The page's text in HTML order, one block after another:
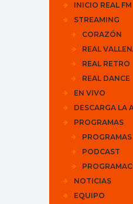
INICIO REAL FM
STREAMING
CORAZÓN
REAL
REAL RETRO
REAL DANCE
EN VIVO
DESCARGA LA
PROGRAMAS
PROGRAMAS
PODCAST
NOTICIAS
EQUIPO